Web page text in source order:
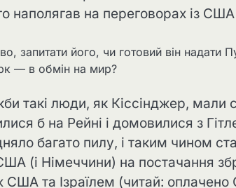
наполягав на переговорах із
запитати його, чи готовий він надати
— в обмін на мир?
такі люди, як Кіссінджер,
б на Рейні і домовилися з
багато пилу, і таким чином
(і Німеччини) на постачання
США та Ізраїлем (читай: